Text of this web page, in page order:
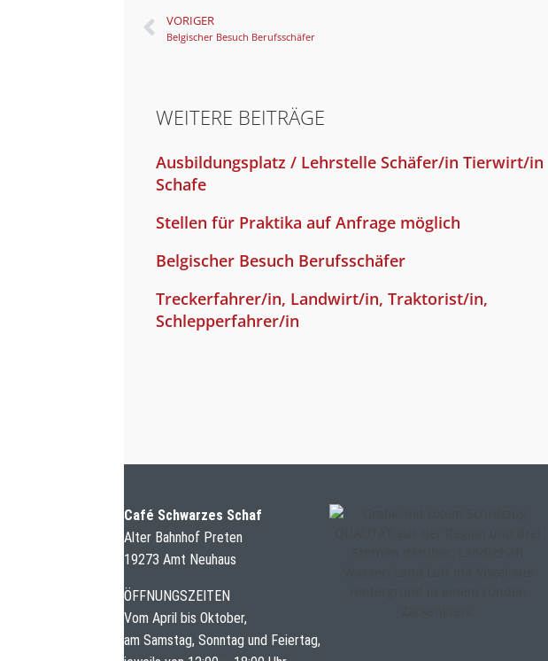
VORIGER
Bel­gi­scher Besuch Berufs­schä­fer
WEITERE BEITRÄGE
Aus­bil­dungs­platz / Lehr­stel­le Schäfer/in Tierwirt/in
Scha­fe
Stel­len für Prak­ti­ka auf Anfra­ge mög­lich
Bel­gi­scher Besuch Berufs­schä­fer
Treckerfahrer/in, Landwirt/in, Traktorist/in,
Schlepperfahrer/in
Café Schwarzes Schaf
Alter Bahnhof Preten
19273 Amt Neuhaus
ÖFFNUNGSZEITEN
Vom April bis Oktober,
am Samstag, Sonntag und Feiertag,